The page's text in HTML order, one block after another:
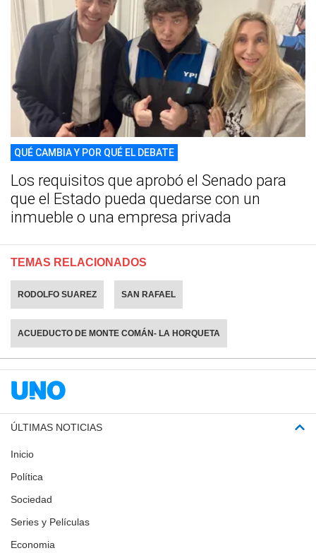
QUÉ CAMBIA Y POR QUÉ EL DEBATE
Los requisitos que aprobó el Senado para
que el Estado pueda quedarse con un
inmueble o una empresa privada
TEMAS RELACIONADOS
RODOLFO SUAREZ SAN RAFAEL
ACUEDUCTO DE MONTE COMÁN- LA HORQUETA
ÚLTIMAS NOTICIAS
Inicio
Política
Sociedad
Series y Películas
Economia